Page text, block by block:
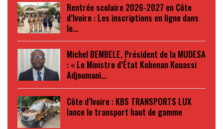
Rentrée scolaire 2026-2027 en Côte
d’Ivoire : Les inscriptions en ligne dans
le…
Michel BEMBELE, Président de la MUDESA
: « Le Ministre d’État Kobenan Kouassi
Adjoumani…
Côte d’Ivoire : KBS TRANSPORTS LUX
lance le transport haut de gamme